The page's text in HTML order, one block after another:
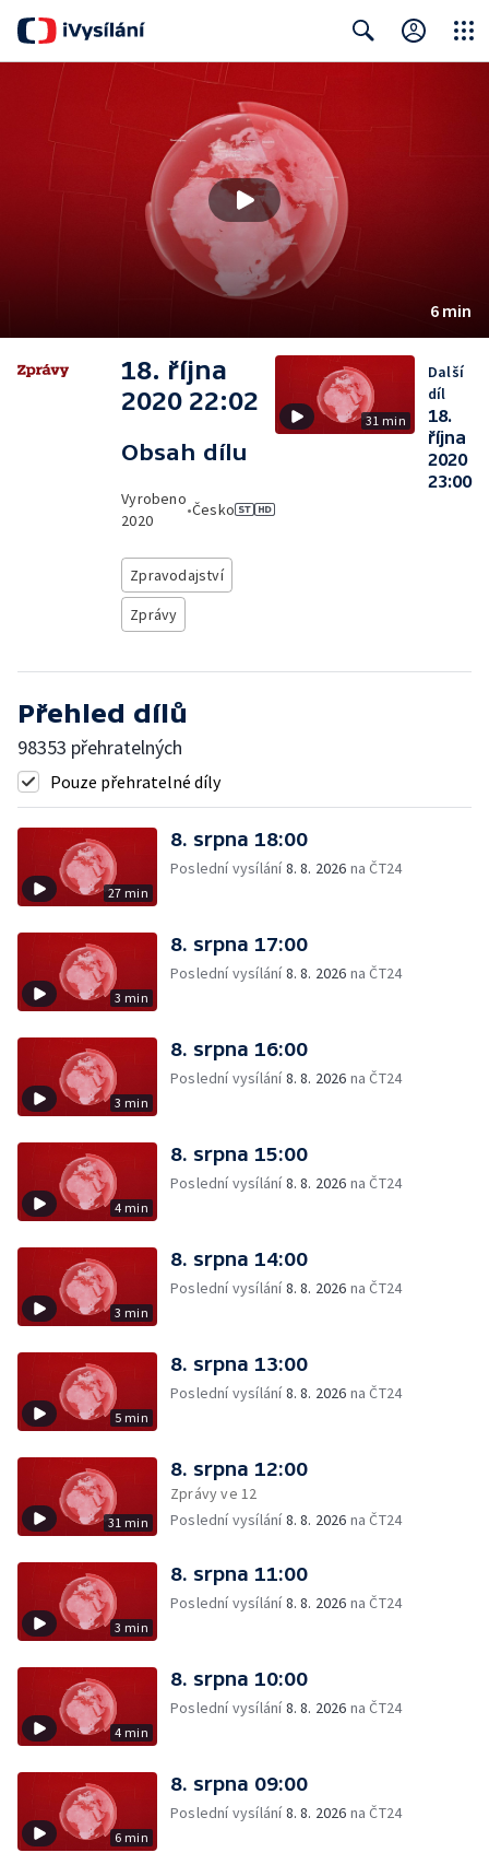
6 min
18. října
2020 22:02
Obsah dílu
Vyrobeno
2020
•Česko
Zpravodajství
Zprávy
31 min
Další
díl
18.
října
2020
23:00
Přehled dílů
98353 přehratelných
Pouze přehratelné díly
27 min
8. srpna 18:00
Poslední vysílání8. 8. 2026 na ČT24
3 min
8. srpna 17:00
Poslední vysílání8. 8. 2026 na ČT24
3 min
8. srpna 16:00
Poslední vysílání8. 8. 2026 na ČT24
4 min
8. srpna 15:00
Poslední vysílání8. 8. 2026 na ČT24
3 min
8. srpna 14:00
Poslední vysílání8. 8. 2026 na ČT24
5 min
8. srpna 13:00
Poslední vysílání8. 8. 2026 na ČT24
31 min
8. srpna 12:00
Zprávy ve 12
Poslední vysílání8. 8. 2026 na ČT24
3 min
8. srpna 11:00
Poslední vysílání8. 8. 2026 na ČT24
4 min
8. srpna 10:00
Poslední vysílání8. 8. 2026 na ČT24
6 min
8. srpna 09:00
Poslední vysílání8. 8. 2026 na ČT24